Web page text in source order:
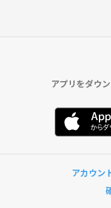
アプリをダウ
アカウン